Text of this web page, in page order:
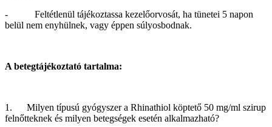
- Feltétlenül tájékoztassa kezelőorvosát, ha tünetei 5 napon
belül nem enyhülnek, vagy éppen súlyosbodnak.
A betegtájékoztató tartalma:
1. Milyen típusú gyógyszer a Rhinathiol köptető 50 mg/ml szirup
felnőtteknek és milyen betegségek esetén alkalmazható?